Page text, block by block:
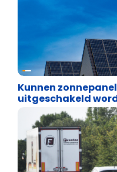
Energie en
Kunnen
uitgeschakeld